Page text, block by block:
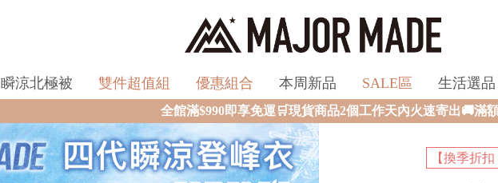
瞬涼北極被 雙件超值組 優惠組合 本周新品 SALE區 生活選品
全館滿$990即享免運🛒現貨商品2個工作天內火速寄出🚚滿額再送限量好禮✨
【換季折